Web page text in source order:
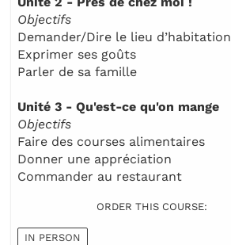
Objectifs
Demander/Dire le lieu d’habitation
Exprimer ses goûts
Parler de sa famille
Unité 3 - Qu'est-ce qu'on mange
Objectifs
Faire des courses alimentaires
Donner une appréciation
Commander au restaurant
ORDER THIS COURSE:
IN PERSON